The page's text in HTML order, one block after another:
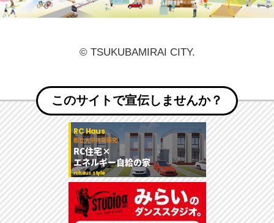
© TSUKUBAMIRAI CITY.
このサイトで宣伝しませんか？